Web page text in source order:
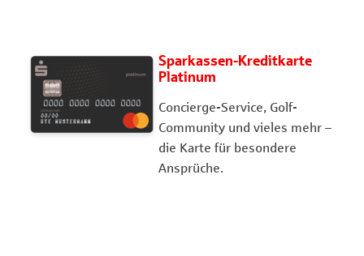
Sparkassen-Kreditkarte
Platinum
Concierge-Service, Golf-
Community und vieles mehr –
die Karte für besondere
Ansprüche.